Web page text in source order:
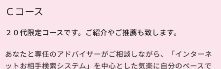
Ｃコース
２０代限定コースです。ご紹介やご推薦も致します。
あなたと専任のアドバイザーがご相談しながら、「インターネ
ットお相手検索システム」を中心とした気楽に自分のペースで